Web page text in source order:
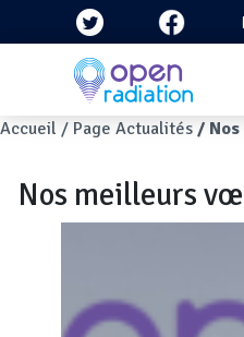
Aller au contenu principal
Fil d'Ariane
Accueil Page Actualités
Nos meilleurs